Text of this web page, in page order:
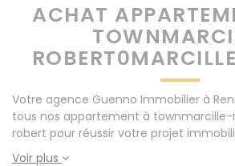
ACHAT
Votre agence Guenno Immobilier à
tous nos appartement à townmarcille-robert0marcille-
robert pour réussir votre projet
Consultez l'ensemble de nos offres à
Voir plus